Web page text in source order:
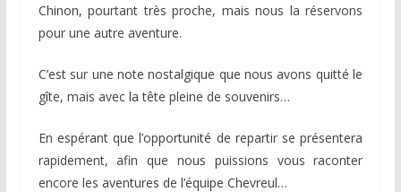
Chinon, pourtant très proche, mais nous la réservons
pour une autre aventure.
C’est sur une note nostalgique que nous avons quitté le
gîte, mais avec la tête pleine de souvenirs…
En espérant que l’opportunité de repartir se présentera
rapidement, afin que nous puissions vous raconter
encore les aventures de l’équipe Chevreul…